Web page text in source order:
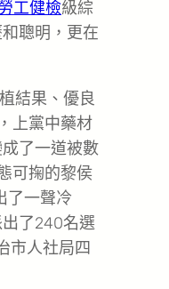
工健檢級綜
聰明，更在
結果、優良
上黨中藥材
了一道被數
可掬的黎侯
了一聲冷
了240名選
市人社局四